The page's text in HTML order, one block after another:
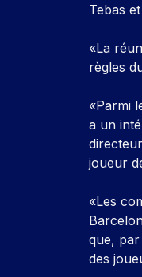
Tebas
«La
règles
«Parmi
a un
joueur
«Les
que,
des